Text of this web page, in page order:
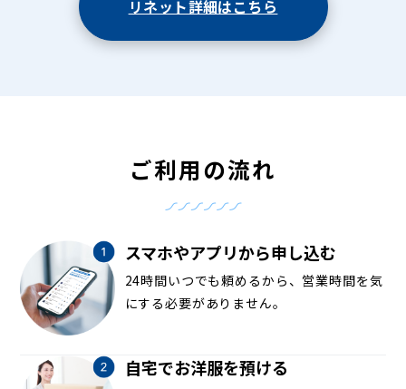
リネット詳細はこちら
ご利用の流れ
スマホやアプリから申し込む
24時間いつでも頼めるから、営業時間を気
にする必要がありません。
自宅でお洋服を預ける